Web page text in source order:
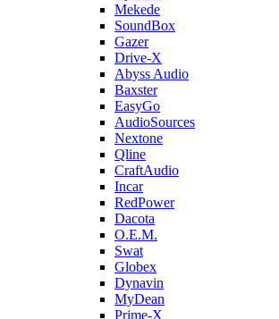
Mekede
SoundBox
Gazer
Drive-X
Abyss Audio
Baxster
EasyGo
AudioSources
Nextone
Qline
CraftAudio
Incar
RedPower
Dacota
O.E.M.
Swat
Globex
Dynavin
MyDean
Prime-X